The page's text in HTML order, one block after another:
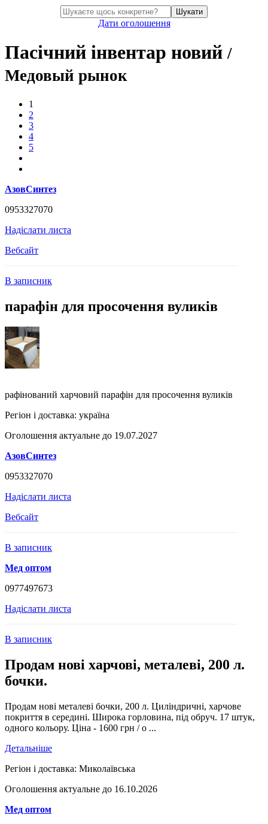
Шукати
Дати оголошення
Пасічний інвентар новий/
Медовый рынок
1
2
3
4
5
АзовСинтез
0953327070
Надіслати листа
Вебсайт
В записник
парафін для просочення вуликів
рафінований харчовий парафін для просочення вуликів
Регіон і доставка: україна
Оголошення актуальне до 19.07.2027
АзовСинтез
0953327070
Надіслати листа
Вебсайт
В записник
Мед оптом
0977497673
Надіслати листа
В записник
Продам нові харчові, металеві, 200 л.
бочки.
Продам нові металеві бочки, 200 л. Циліндричні, харчове
покриття в середині. Широка горловина, під обруч. 17 штук,
одного кольору. Ціна - 1600 грн / о ...
Детальніше
Регіон і доставка: Миколаївська
Оголошення актуальне до 16.10.2026
Мед оптом